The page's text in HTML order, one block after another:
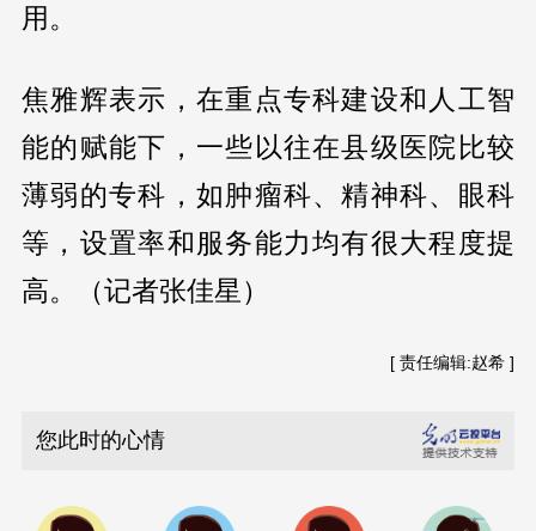
用。
焦雅辉表示，在重点专科建设和人工智
能的赋能下，一些以往在县级医院比较
薄弱的专科，如肿瘤科、精神科、眼科
等，设置率和服务能力均有很大程度提
高。（记者张佳星）
[ 责任编辑:赵希 ]
您此时的心情